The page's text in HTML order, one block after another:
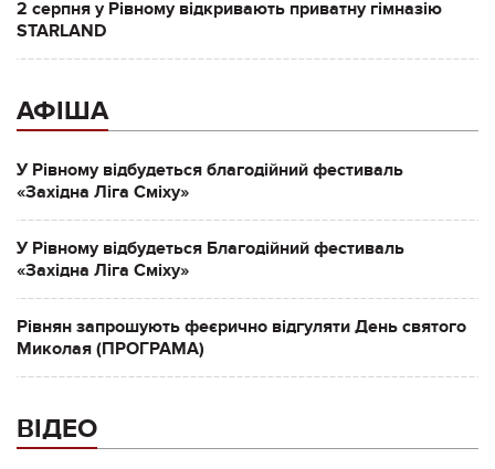
2 серпня у Рівному відкривають приватну гімназію
STARLAND
АФІША
У Рівному відбудеться благодійний фестиваль
«Західна Ліга Сміху»
У Рівному відбудеться Благодійний фестиваль
«Західна Ліга Сміху»
Рівнян запрошують феєрично відгуляти День святого
Миколая (ПРОГРАМА)
ВІДЕО